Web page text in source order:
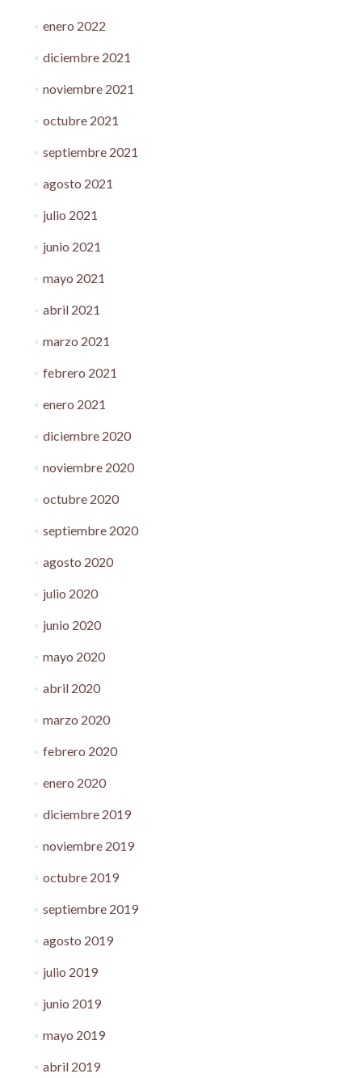
enero 2022
diciembre 2021
noviembre 2021
octubre 2021
septiembre 2021
agosto 2021
julio 2021
junio 2021
mayo 2021
abril 2021
marzo 2021
febrero 2021
enero 2021
diciembre 2020
noviembre 2020
octubre 2020
septiembre 2020
agosto 2020
julio 2020
junio 2020
mayo 2020
abril 2020
marzo 2020
febrero 2020
enero 2020
diciembre 2019
noviembre 2019
octubre 2019
septiembre 2019
agosto 2019
julio 2019
junio 2019
mayo 2019
abril 2019